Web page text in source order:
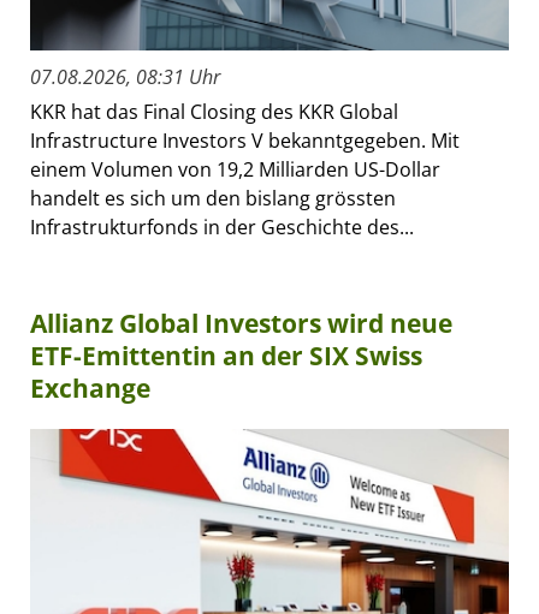
07.08.2026, 08:31 Uhr
KKR hat das Final Closing des KKR Global
Infrastructure Investors V bekanntgegeben. Mit
einem Volumen von 19,2 Milliarden US-Dollar
handelt es sich um den bislang grössten
Infrastrukturfonds in der Geschichte des...
Allianz Global Investors wird neue
ETF-Emittentin an der SIX Swiss
Exchange